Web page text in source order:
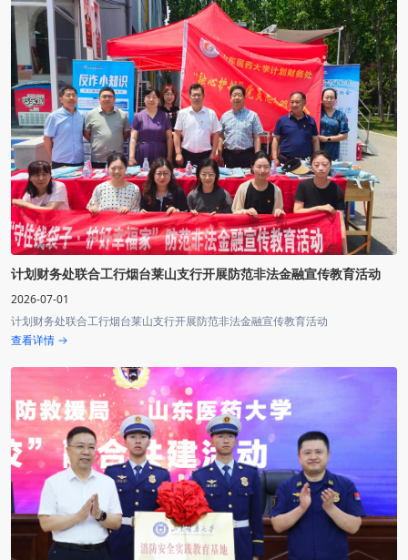
计划财务处联合工行烟台莱山支行开展防范非法金融宣传教育活动
2026-07-01
计划财务处联合工行烟台莱山支行开展防范非法金融宣传教育活动
查看详情